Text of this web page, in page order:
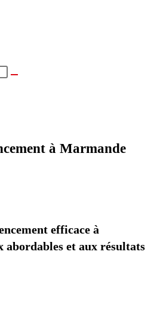
à Marmande
efficace à
et aux résultats